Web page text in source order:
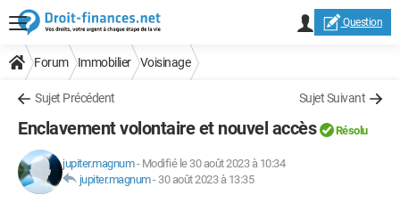
Question
Forum Immobilier Voisinage
Sujet Précédent Sujet Suivant
Enclavement volontaire et nouvel accès Résolu
jupiter.magnum- Modifié le 30 août 2023 à 10:34
jupiter.magnum- 30 août 2023 à 13:35